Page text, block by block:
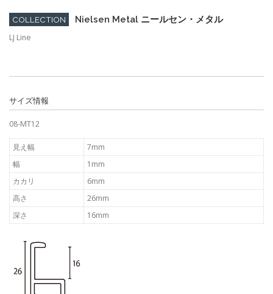
COLLECTION
Nielsen Metal ニールセン・メタル
LJ Line
サイズ情報
08-MT12
見え幅
7mm
幅
1mm
カカリ
6mm
高さ
26mm
深さ
16mm